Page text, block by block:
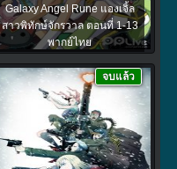
Galaxy Angel Rune แองเจิ้ล
สาวพิทักษ์จักรวาล ตอนที่ 1-13
พากย์ไทย
จบแล้ว